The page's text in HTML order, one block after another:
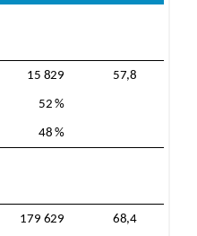
15 829 57,8
52 %
48 %
179 629 68,4